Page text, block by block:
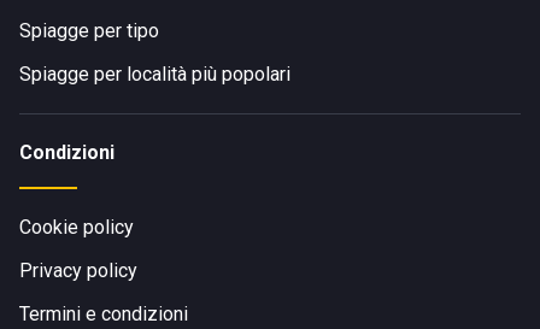
Spiagge per tipo
Spiagge per località più popolari
Condizioni
Cookie policy
Privacy policy
Termini e condizioni